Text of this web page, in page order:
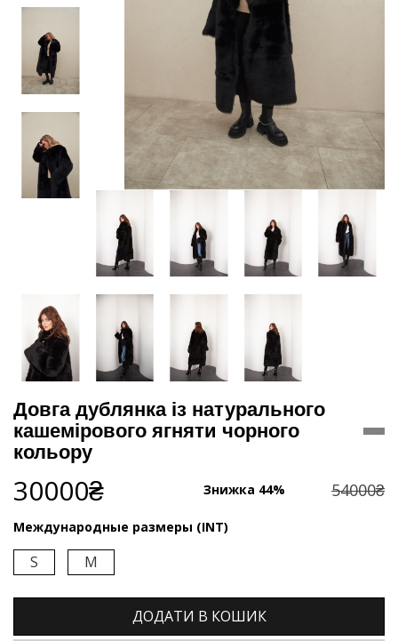
Довга дублянка із натурального
кашемірового ягняти чорного
кольору
30000₴ Знижка 44% 54000₴
Международные размеры (INT)
S M
ДОДАТИ В КОШИК